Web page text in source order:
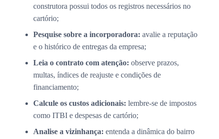
construtora possui todos os registros necessários no
cartório;
Pesquise sobre a incorporadora: avalie a reputação
e o histórico de entregas da empresa;
Leia o contrato com atenção: observe prazos,
multas, índices de reajuste e condições de
financiamento;
Calcule os custos adicionais: lembre-se de impostos
como ITBI e despesas de cartório;
Analise a vizinhança: entenda a dinâmica do bairro